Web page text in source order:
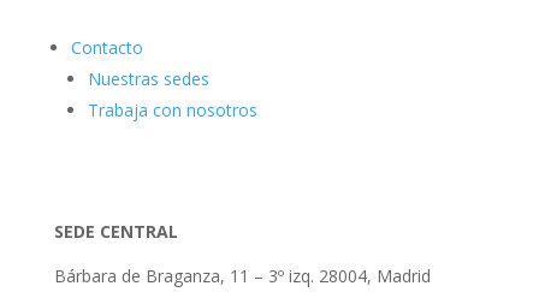
Contacto
Nuestras sedes
Trabaja con nosotros
SEDE CENTRAL
Bárbara de Braganza, 11 – 3º izq. 28004, Madrid